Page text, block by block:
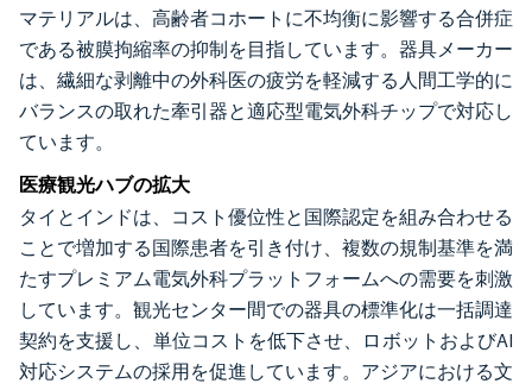
マテリアルは、高齢者コホートに不均衡に影響する合併症
である被膜拘縮率の抑制を目指しています。器具メーカー
は、繊細な剥離中の外科医の疲労を軽減する人間工学的に
バランスの取れた牽引器と適応型電気外科チップで対応し
ています。
医療観光ハブの拡大
タイとインドは、コスト優位性と国際認定を組み合わせる
ことで増加する国際患者を引き付け、複数の規制基準を満
たすプレミアム電気外科プラットフォームへの需要を刺激
しています。観光センター間での器具の標準化は一括調達
契約を支援し、単位コストを低下させ、ロボットおよびAI
対応システムの採用を促進しています。アジアにおける文